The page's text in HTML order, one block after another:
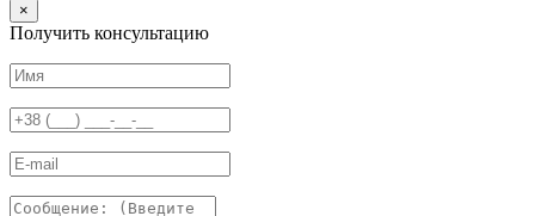
×
Получить консультацию